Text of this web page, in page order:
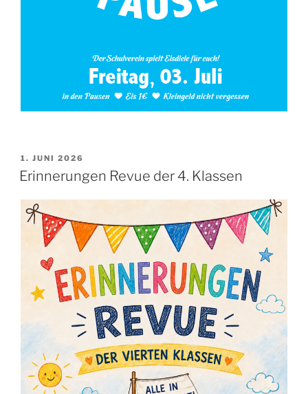
VERÖFFENTLICHT
AM
1. JUNI 2026
Erinnerungen Revue der 4. Klassen